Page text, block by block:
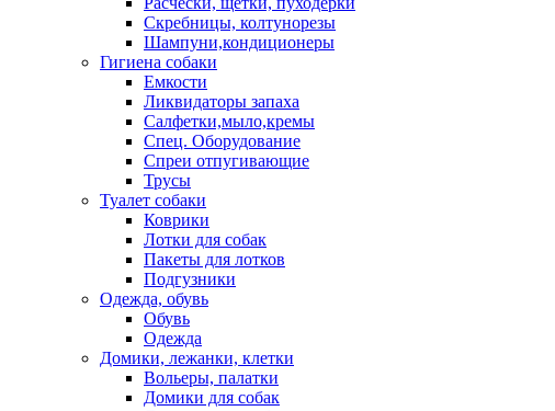
Скребницы, колтунорезы
Шампуни,кондиционеры
Гигиена собаки
Емкости
Ликвидаторы запаха
Салфетки,мыло,кремы
Спец. Оборудование
Спреи отпугивающие
Трусы
Туалет собаки
Коврики
Лотки для собак
Пакеты для лотков
Подгузники
Одежда, обувь
Обувь
Одежда
Домики, лежанки, клетки
Вольеры, палатки
Домики для собак